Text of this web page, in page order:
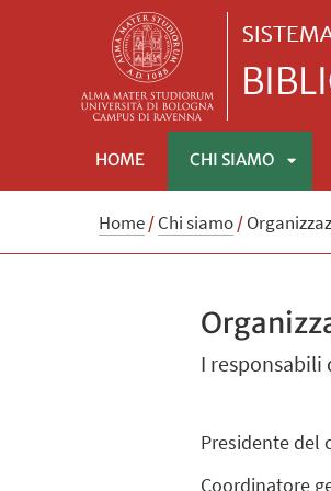
HOME CHI SIAMO
APRI
Home/Chi siamo/
I
Presidente del
Coordinatore